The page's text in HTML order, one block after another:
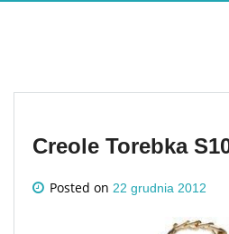
Creole Torebka
Posted on 22 grudnia 2012